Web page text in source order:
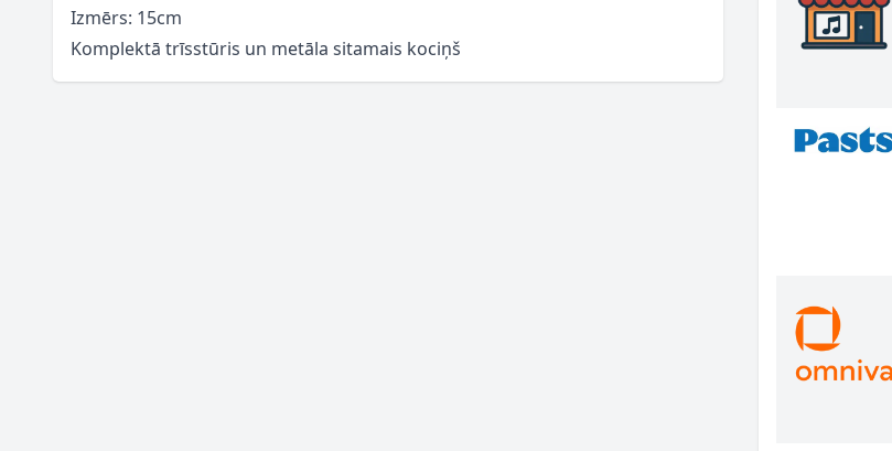
Izmērs: 15cm
Komplektā trīsstūris un metāla sitamais kociņš